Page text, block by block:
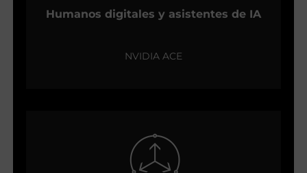
Humanos digitales y asistentes de IA
NVIDIA ACE